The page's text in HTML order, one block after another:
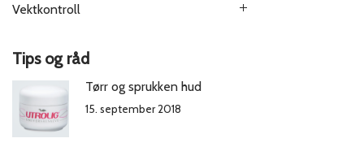
Vektkontroll
Tips og råd
Tørr og sprukken hud
15. september 2018